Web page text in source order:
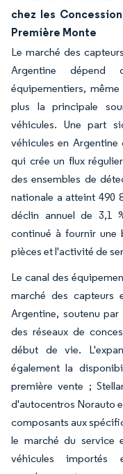
chez les
Première Monte
Le marché des
Argentine dépend
équipementiers,
plus la principale
véhicules. Une part
véhicules en
qui crée un flux
des ensembles de
nationale a atteint 490
déclin annuel de 3,1
continué à fournir une
pièces et l'activité de
Le canal des
marché des capteurs
Argentine, soutenu
des réseaux de
début de vie.
également la
première vente ;
d'autocentros Norauto
composants aux
le marché du service
véhicules